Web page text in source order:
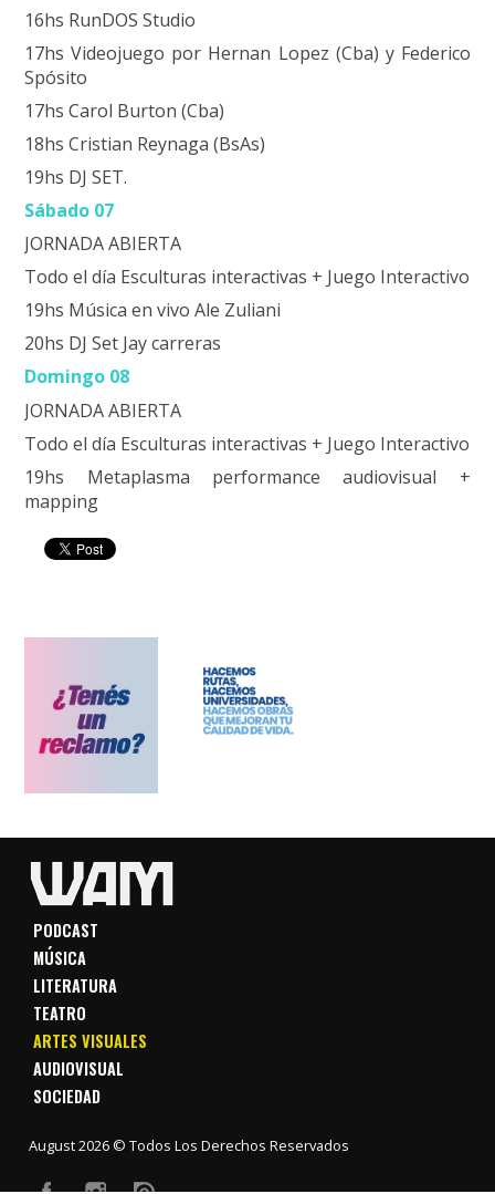
16hs RunDOS Studio
17hs Videojuego por Hernan Lopez (Cba) y Federico
Spósito
17hs Carol Burton (Cba)
18hs Cristian Reynaga (BsAs)
19hs DJ SET.
Sábado 07
JORNADA ABIERTA
Todo el día Esculturas interactivas + Juego Interactivo
19hs Música en vivo Ale Zuliani
20hs DJ Set Jay carreras
Domingo 08
JORNADA ABIERTA
Todo el día Esculturas interactivas + Juego Interactivo
19hs Metaplasma performance audiovisual +
mapping
PODCAST
MÚSICA
LITERATURA
TEATRO
ARTES VISUALES
AUDIOVISUAL
SOCIEDAD
August 2026 © Todos Los Derechos Reservados